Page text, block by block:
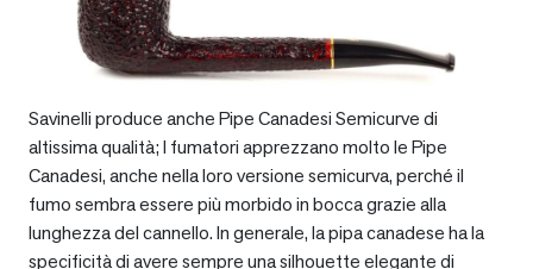
Savinelli produce anche Pipe Canadesi Semicurve di
altissima qualità; I fumatori apprezzano molto le Pipe
Canadesi, anche nella loro versione semicurva, perché il
fumo sembra essere più morbido in bocca grazie alla
lunghezza del cannello. In generale, la pipa canadese ha la
specificità di avere sempre una silhouette elegante di